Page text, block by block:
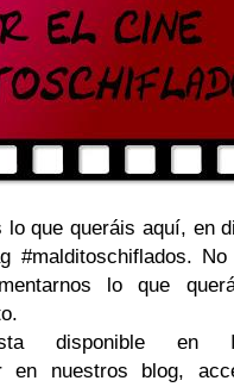
lo que queráis aquí, en
#malditoschiflados.
lo que
disponible en
en nuestros blog,